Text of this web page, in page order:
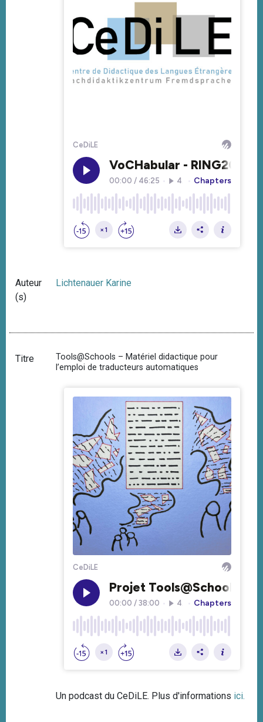
Auteur
(s)
Lichtenauer Karine
Titre
Tools@Schools – Matériel didactique pour
l’emploi de traducteurs automatiques
Un podcast du CeDiLE. Plus d'informations ici.